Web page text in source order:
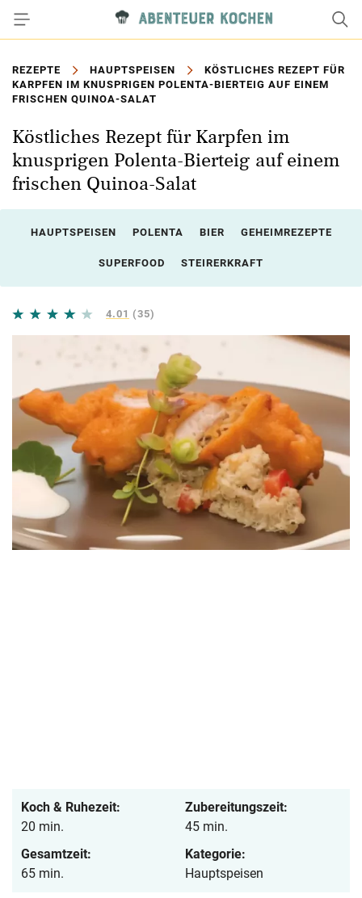
REZEPTE HAUPTSPEISEN
KÖSTLICHES REZEPT FÜR
KARPFEN IM KNUSPRIGEN POLENTA-BIERTEIG AUF EINEM
FRISCHEN QUINOA-SALAT
Köstliches Rezept für Karpfen im
knusprigen Polenta-Bierteig auf einem
frischen Quinoa-Salat
HAUPTSPEISEN POLENTA BIER GEHEIMREZEPTE
SUPERFOOD STEIRERKRAFT
4.01 (35)
Koch & Ruhezeit:
20 min.
Zubereitungszeit:
45 min.
Gesamtzeit:
65 min.
Kategorie:
Hauptspeisen